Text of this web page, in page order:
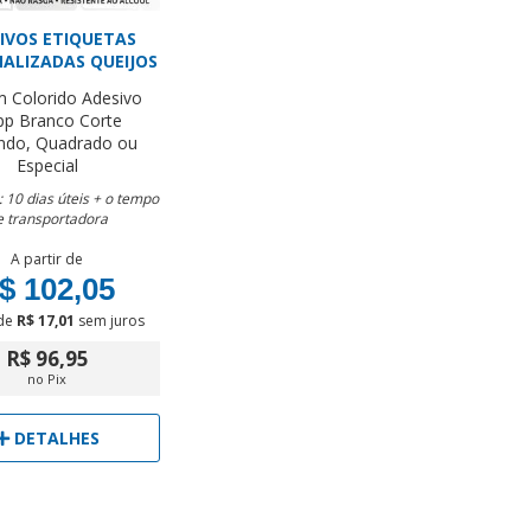
ETIQUETAS
QUEIJOS
Colorido Adesivo
Branco Corte
Quadrado ou
Especial
10 dias úteis + o tempo
transportadora
A partir de
102,05
R$ 17,01 sem juros
R$ 96,95
no Pix
DETALHES